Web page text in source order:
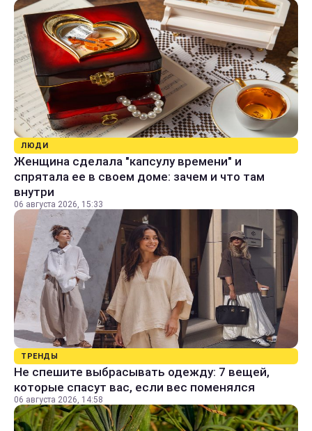
ЛЮДИ
Женщина сделала "капсулу времени" и
спрятала ее в своем доме: зачем и что там
внутри
06 августа 2026, 15:33
ТРЕНДЫ
Не спешите выбрасывать одежду: 7 вещей,
которые спасут вас, если вес поменялся
06 августа 2026, 14:58